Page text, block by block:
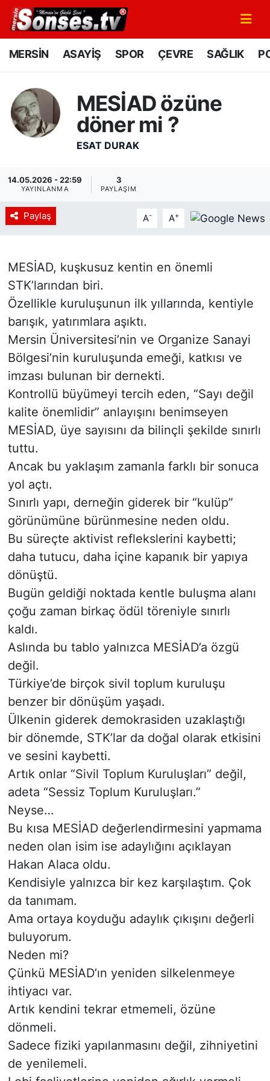
MERSİN ASAYİŞ SPOR ÇEVRE SAĞLIK
MESİAD özüne
döner mi ?
ESAT DURAK
14.05.2026 - 22:59
YAYINLANMA
3
PAYLAŞIM
Paylaş A- A+
MESİAD, kuşkusuz kentin en önemli
STK’larından biri.
Özellikle kuruluşunun ilk yıllarında, kentiyle
barışık, yatırımlara aşıktı.
Mersin Üniversitesi’nin ve Organize Sanayi
Bölgesi’nin kuruluşunda emeği, katkısı ve
imzası bulunan bir dernekti.
Kontrollü büyümeyi tercih eden, “Sayı değil
kalite önemlidir” anlayışını benimseyen
MESİAD, üye sayısını da bilinçli şekilde sınırlı
tuttu.
Ancak bu yaklaşım zamanla farklı bir sonuca
yol açtı.
Sınırlı yapı, derneğin giderek bir “kulüp”
görünümüne bürünmesine neden oldu.
Bu süreçte aktivist reflekslerini kaybetti;
daha tutucu, daha içine kapanık bir yapıya
dönüştü.
Bugün geldiği noktada kentle buluşma alanı
çoğu zaman birkaç ödül töreniyle sınırlı
kaldı.
Aslında bu tablo yalnızca MESİAD’a özgü
değil.
Türkiye’de birçok sivil toplum kuruluşu
benzer bir dönüşüm yaşadı.
Ülkenin giderek demokrasiden uzaklaştığı
bir dönemde, STK’lar da doğal olarak etkisini
ve sesini kaybetti.
Artık onlar “Sivil Toplum Kuruluşları” değil,
adeta “Sessiz Toplum Kuruluşları.”
Neyse…
Bu kısa MESİAD değerlendirmesini yapmama
neden olan isim ise adaylığını açıklayan
Hakan Alaca oldu.
Kendisiyle yalnızca bir kez karşılaştım. Çok
da tanımam.
Ama ortaya koyduğu adaylık çıkışını değerli
buluyorum.
Neden mi?
Çünkü MESİAD’ın yeniden silkelenmeye
ihtiyacı var.
Artık kendini tekrar etmemeli, özüne
dönmeli.
Sadece fiziki yapılanmasını değil, zihniyetini
de yenilemeli.
MERSİN
SPOR
GÜNÜN MANŞETİ
SAĞLIK
Siyaset
YEREL HABER
Haberde insan
Tanıtım
Mersin Nöbetçi Eczaneler
Mersin Namaz Vakitleri
Mersin Trafik Yoğunluk Haritası
Haber Arşivi